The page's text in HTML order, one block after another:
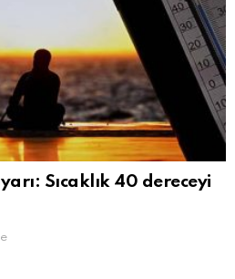
Sıcaklık 40 dereceyi